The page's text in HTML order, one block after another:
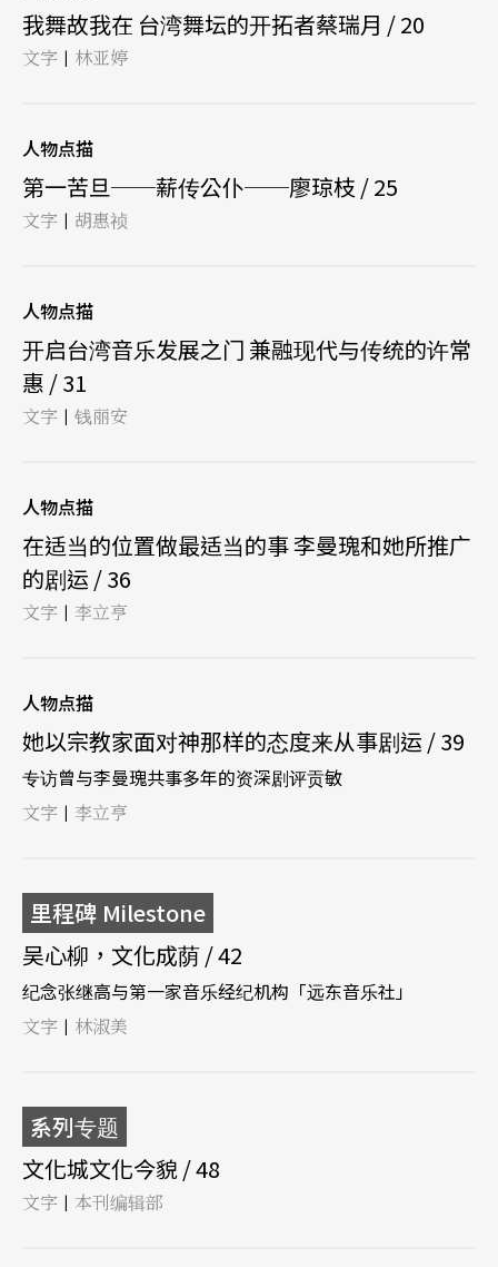
我舞故我在 台湾舞坛的开拓者蔡瑞月 / 20
文字 | 林亚婷
人物点描
第一苦旦──薪传公仆──廖琼枝 / 25
文字 | 胡惠祯
人物点描
开启台湾音乐发展之门 兼融现代与传统的许常
惠 / 31
文字 | 钱丽安
人物点描
在适当的位置做最适当的事 李曼瑰和她所推广
的剧运 / 36
文字 | 李立亨
人物点描
她以宗教家面对神那样的态度来从事剧运 / 39
专访曾与李曼瑰共事多年的资深剧评贡敏
文字 | 李立亨
里程碑 Milestone
吴心柳，文化成荫 / 42
纪念张继高与第一家音乐经纪机构「远东音乐社」
文字 | 林淑美
系列专题
文化城文化今貌 / 48
文字 | 本刊编辑部